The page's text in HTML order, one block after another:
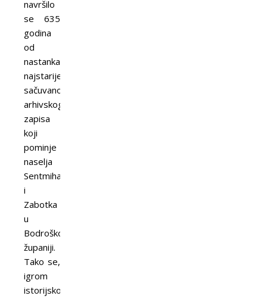
navršilo
se 635
godina
od
nastanka
najstarijeg
sačuvanog
arhivskog
zapisa
koji
pominje
naselja
Sentmihalj
i
Zabotka
u
Bodroškoj
županiji.
Tako se,
igrom
istorijskog